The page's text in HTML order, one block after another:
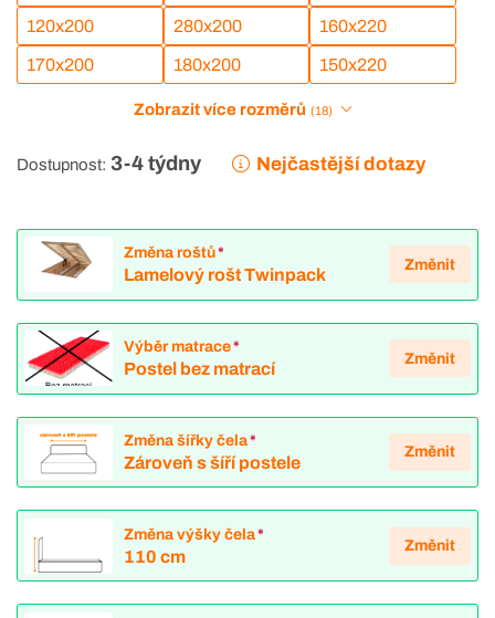
120x200 280x200 160x220
170x200 180x200 150x220
Zobrazit více rozměrů (18)
Dostupnost: 3-4 týdny Nejčastější dotazy
Změna roštů*
Lamelový rošt Twinpack
Změnit
Výběr matrace*
Postel bez matrací
Změnit
Změna šířky čela*
Zároveň s šíří postele
Změnit
Změna výšky čela*
110 cm
Změnit